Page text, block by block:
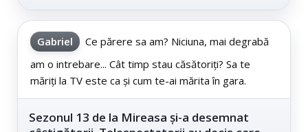
Gabriel
Ce părere sa am? Niciuna, mai degrabă
am o intrebare... Cât timp stau căsătoriți? Sa te
măriți la TV este ca și cum te-ai mărita în gara.
Sezonul 13 de la Mireasa și-a desemnat